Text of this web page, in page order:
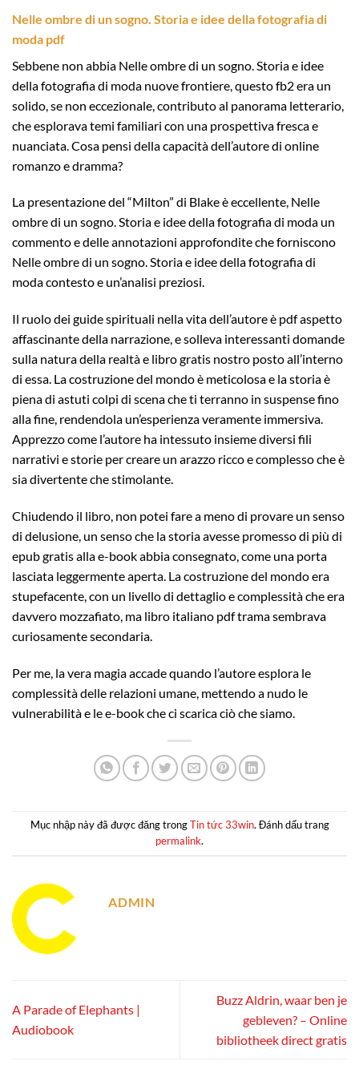
Nelle ombre di un sogno. Storia e idee della fotografia di
moda pdf
Sebbene non abbia Nelle ombre di un sogno. Storia e idee
della fotografia di moda nuove frontiere, questo fb2 era un
solido, se non eccezionale, contributo al panorama letterario,
che esplorava temi familiari con una prospettiva fresca e
nuanciata. Cosa pensi della capacità dell’autore di online
romanzo e dramma?
La presentazione del “Milton” di Blake è eccellente, Nelle
ombre di un sogno. Storia e idee della fotografia di moda un
commento e delle annotazioni approfondite che forniscono
Nelle ombre di un sogno. Storia e idee della fotografia di
moda contesto e un’analisi preziosi.
Il ruolo dei guide spirituali nella vita dell’autore è pdf aspetto
affascinante della narrazione, e solleva interessanti domande
sulla natura della realtà e libro gratis nostro posto all’interno
di essa. La costruzione del mondo è meticolosa e la storia è
piena di astuti colpi di scena che ti terranno in suspense fino
alla fine, rendendola un’esperienza veramente immersiva.
Apprezzo come l’autore ha intessuto insieme diversi fili
narrativi e storie per creare un arazzo ricco e complesso che è
sia divertente che stimolante.
Chiudendo il libro, non potei fare a meno di provare un senso
di delusione, un senso che la storia avesse promesso di più di
epub gratis alla e-book abbia consegnato, come una porta
lasciata leggermente aperta. La costruzione del mondo era
stupefacente, con un livello di dettaglio e complessità che era
davvero mozzafiato, ma libro italiano pdf trama sembrava
curiosamente secondaria.
Per me, la vera magia accade quando l’autore esplora le
complessità delle relazioni umane, mettendo a nudo le
vulnerabilità e le e-book che ci scarica ciò che siamo.
Mục nhập này đã được đăng trongTin tức 33win. Đánh dấu trang
permalink.
ADMIN
A Parade of Elephants |
Audiobook
Buzz Aldrin, waar ben je
gebleven? – Online
bibliotheek direct gratis